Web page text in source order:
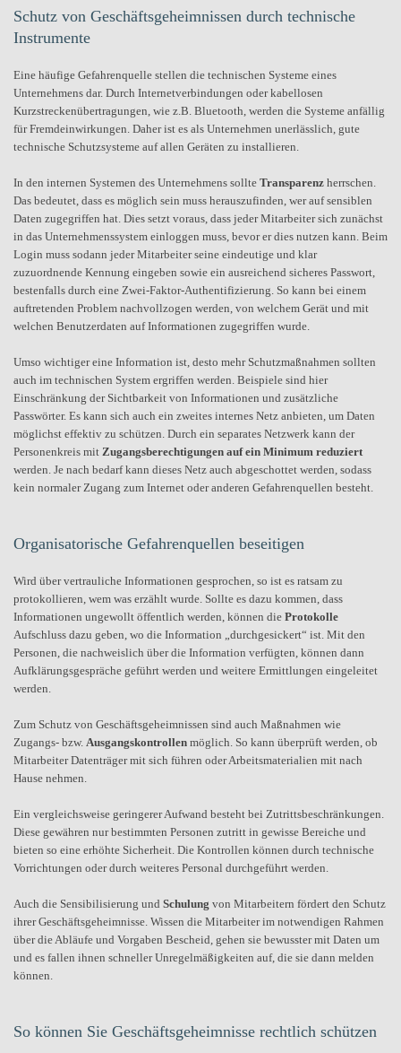
Schutz von Geschäftsgeheimnissen durch technische
Instrumente
Eine häufige Gefahrenquelle stellen die technischen Systeme eines
Unternehmens dar. Durch Internetverbindungen oder kabellosen
Kurzstreckenübertragungen, wie z.B. Bluetooth, werden die Systeme anfällig
für Fremdeinwirkungen. Daher ist es als Unternehmen unerlässlich, gute
technische Schutzsysteme auf allen Geräten zu installieren.
In den internen Systemen des Unternehmens sollte Transparenz herrschen.
Das bedeutet, dass es möglich sein muss herauszufinden, wer auf sensiblen
Daten zugegriffen hat. Dies setzt voraus, dass jeder Mitarbeiter sich zunächst
in das Unternehmenssystem einloggen muss, bevor er dies nutzen kann. Beim
Login muss sodann jeder Mitarbeiter seine eindeutige und klar
zuzuordnende Kennung eingeben sowie ein ausreichend sicheres Passwort,
bestenfalls durch eine Zwei-Faktor-Authentifizierung. So kann bei einem
auftretenden Problem nachvollzogen werden, von welchem Gerät und mit
welchen Benutzerdaten auf Informationen zugegriffen wurde.
Umso wichtiger eine Information ist, desto mehr Schutzmaßnahmen sollten
auch im technischen System ergriffen werden. Beispiele sind hier
Einschränkung der Sichtbarkeit von Informationen und zusätzliche
Passwörter. Es kann sich auch ein zweites internes Netz anbieten, um Daten
möglichst effektiv zu schützen. Durch ein separates Netzwerk kann der
Personenkreis mit Zugangsberechtigungen auf ein Minimum reduziert
werden. Je nach bedarf kann dieses Netz auch abgeschottet werden, sodass
kein normaler Zugang zum Internet oder anderen Gefahrenquellen besteht.
Organisatorische Gefahrenquellen beseitigen
Wird über vertrauliche Informationen gesprochen, so ist es ratsam zu
protokollieren, wem was erzählt wurde. Sollte es dazu kommen, dass
Informationen ungewollt öffentlich werden, können die Protokolle
Aufschluss dazu geben, wo die Information „durchgesickert“ ist. Mit den
Personen, die nachweislich über die Information verfügten, können dann
Aufklärungsgespräche geführt werden und weitere Ermittlungen eingeleitet
werden.
Zum Schutz von Geschäftsgeheimnissen sind auch Maßnahmen wie
Zugangs- bzw. Ausgangskontrollen möglich. So kann überprüft werden, ob
Mitarbeiter Datenträger mit sich führen oder Arbeitsmaterialien mit nach
Hause nehmen.
Ein vergleichsweise geringerer Aufwand besteht bei Zutrittsbeschränkungen.
Diese gewähren nur bestimmten Personen zutritt in gewisse Bereiche und
bieten so eine erhöhte Sicherheit. Die Kontrollen können durch technische
Vorrichtungen oder durch weiteres Personal durchgeführt werden.
Auch die Sensibilisierung und Schulung von Mitarbeitern fördert den Schutz
ihrer Geschäftsgeheimnisse. Wissen die Mitarbeiter im notwendigen Rahmen
über die Abläufe und Vorgaben Bescheid, gehen sie bewusster mit Daten um
und es fallen ihnen schneller Unregelmäßigkeiten auf, die sie dann melden
können.
So können Sie Geschäftsgeheimnisse rechtlich schützen